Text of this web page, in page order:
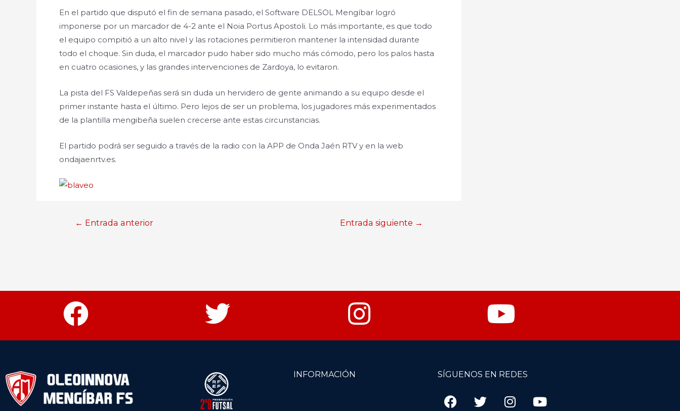
En el partido que disputó el fin de semana pasado, el Software DELSOL Mengíbar logró
imponerse por un marcador de 4-2 ante el Noia Portus Apostoli. Lo más importante, es que todo
el equipo compitió a un alto nivel y las rotaciones permitieron mantener la intensidad durante
todo el choque. Sin duda, el marcador pudo haber sido mucho más cómodo, pero los palos hasta
en cuatro ocasiones, y las grandes intervenciones de Zardoya, lo evitaron.
La pista del FS Valdepeñas será sin duda un hervidero de gente animando a su equipo desde el
primer instante hasta el último. Pero lejos de ser un problema, los jugadores más experimentados
de la plantilla mengibeña suelen crecerse ante estas circunstancias.
El partido podrá ser seguido a través de la radio con la APP de Onda Jaén RTV y en la web
ondajaenrtv.es.
← Entrada anterior Entrada siguiente →
INFORMACIÓN SÍGUENOS EN REDES